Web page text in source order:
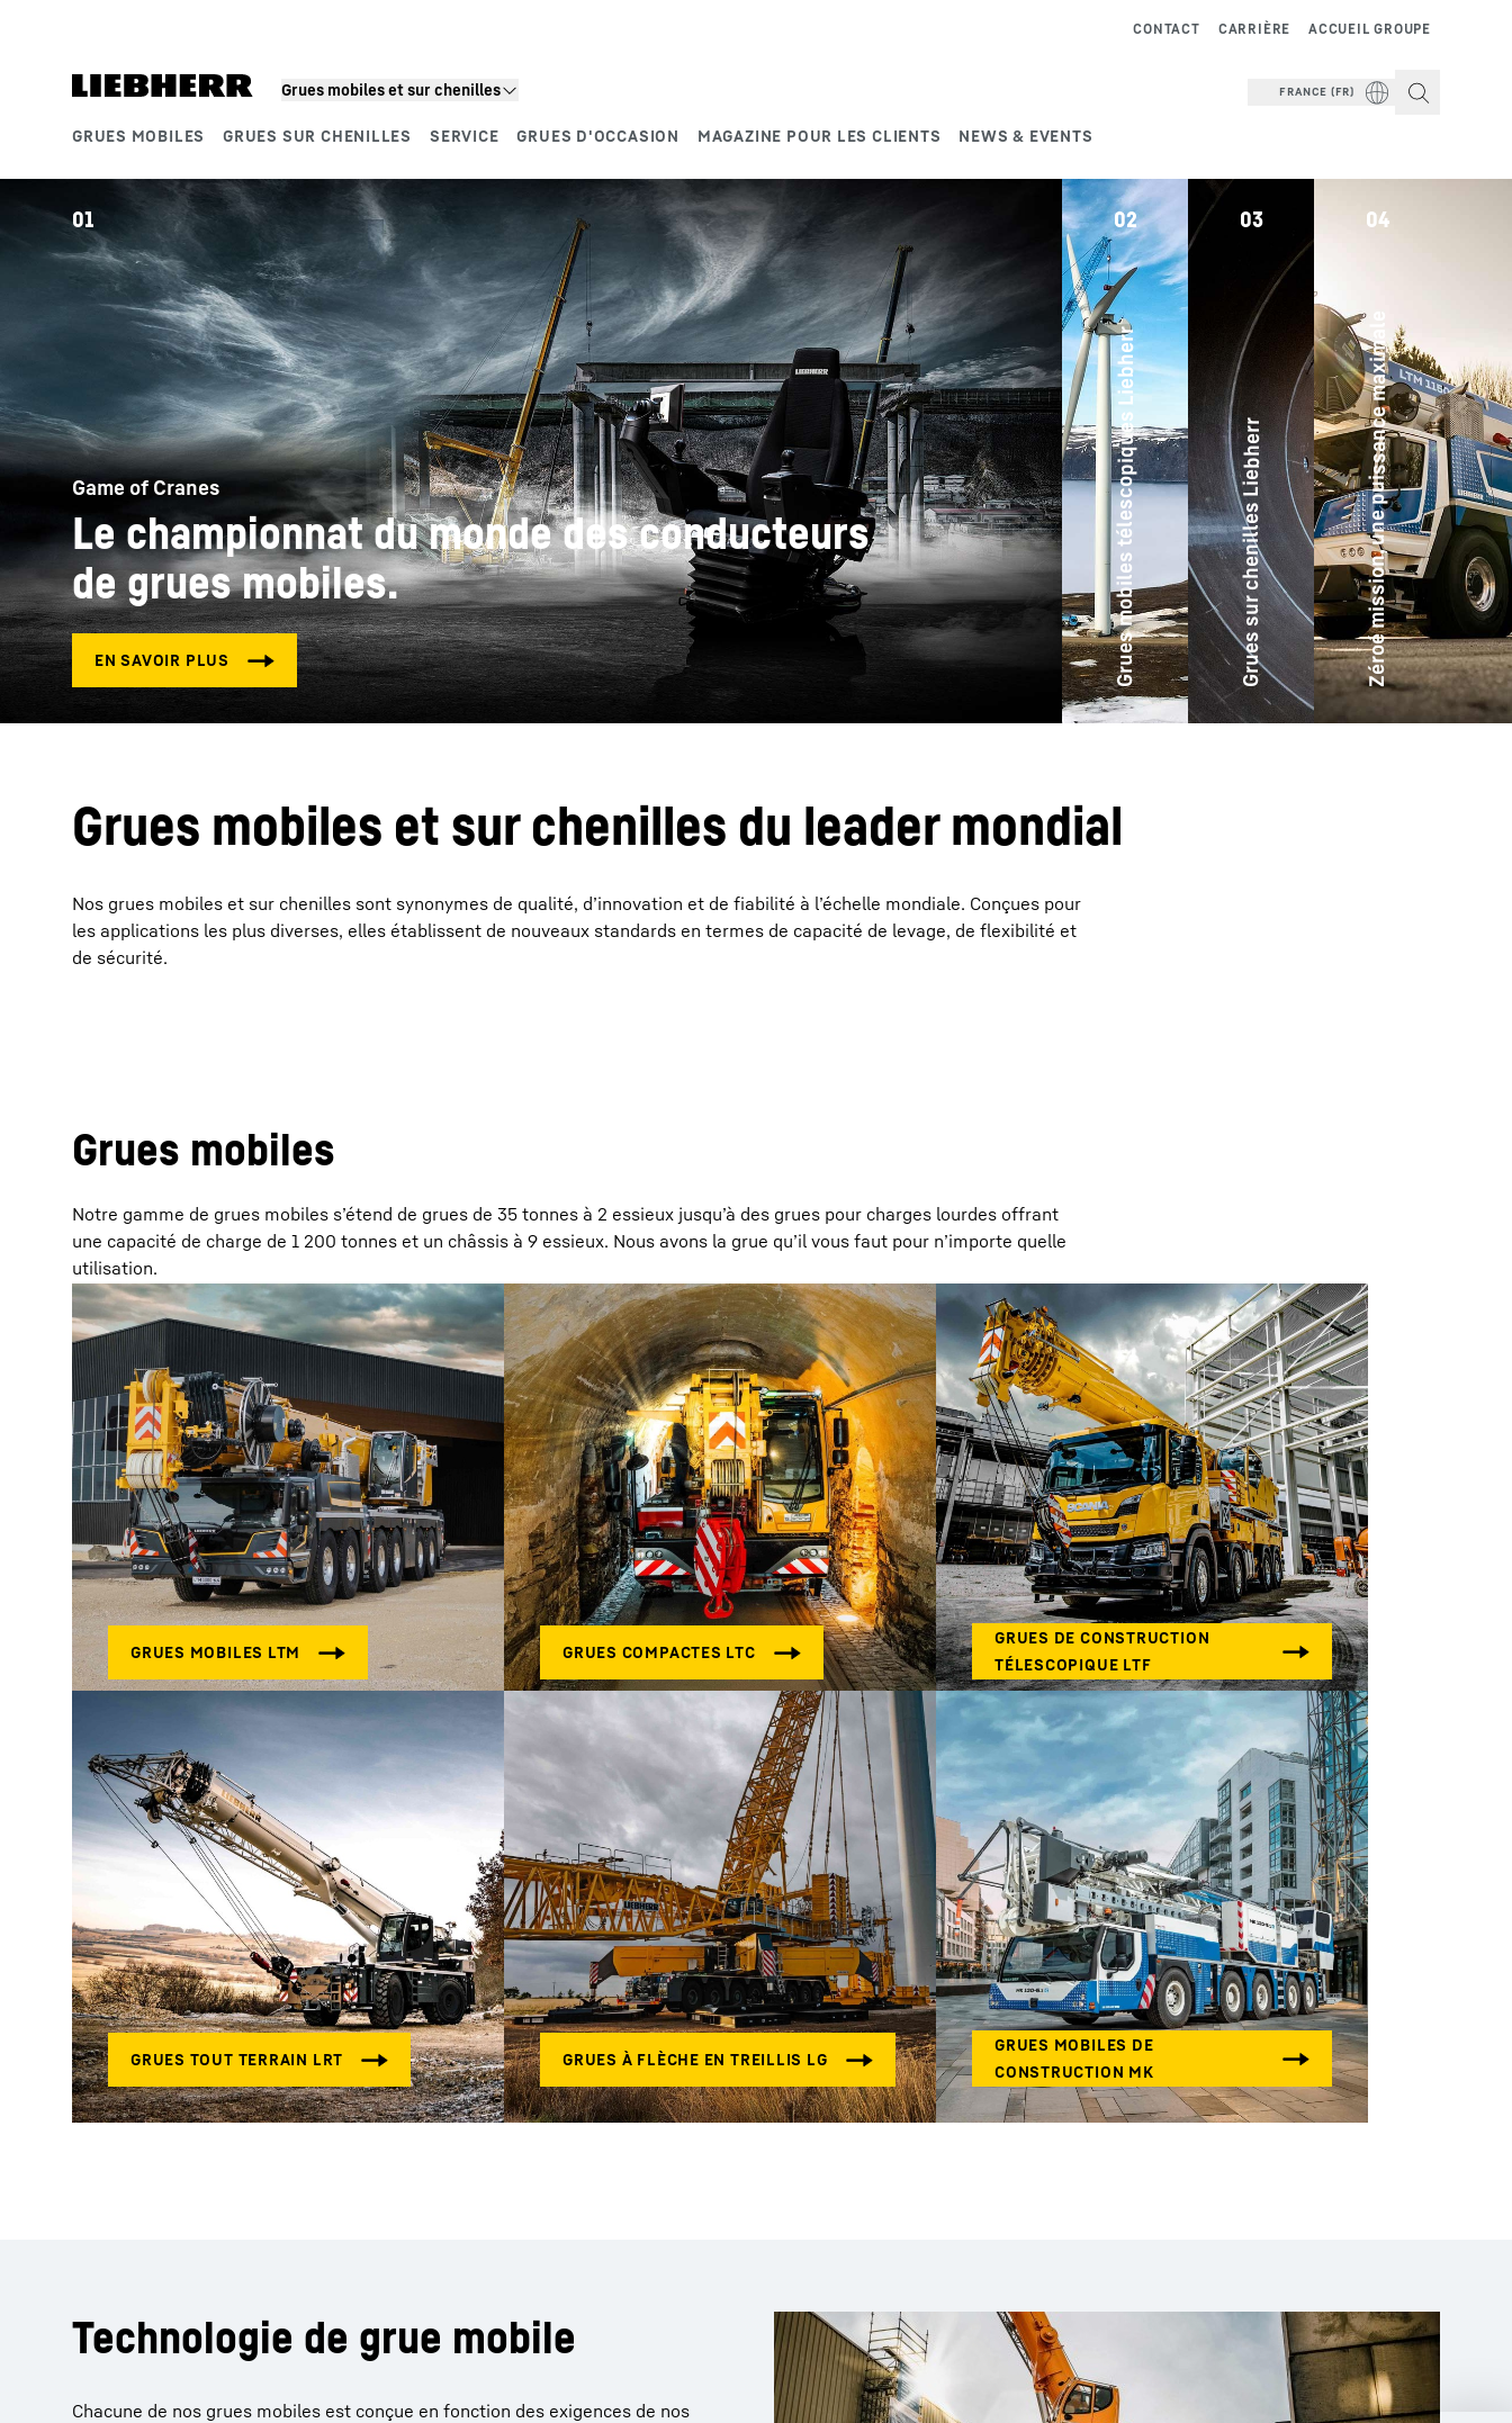
Grues mobiles et sur chenilles
GRUES MOBILES GRUES SUR CHENILLES SERVICE GRUES D'OCCASION MAGAZINE POUR LES CLIENTS NEWS & EVENTS
ACCUEIL GROUPE
CARRIÈRE
CONTACT
FRANCE (FR)
En savoir plus sur Liebherr
01
Game of Cranes
Le championnat du monde des conducteurs
de grues mobiles.
02
Grues mobiles télescopiques Liebherr
03
Grues sur chenilles Liebherr
04
Zéroé mission, une puissance maximale
Grues mobiles et sur chenilles du leader mondial
Nos grues mobiles et sur chenilles sont synonymes de qualité, d’innovation et de fiabilité à l’échelle mondiale. Conçues pour
les applications les plus diverses, elles établissent de nouveaux standards en termes de capacité de levage, de flexibilité et
de sécurité.
Grues mobiles
Notre gamme de grues mobiles s’étend de grues de 35 tonnes à 2 essieux jusqu’à des grues pour charges lourdes offrant
une capacité de charge de 1 200 tonnes et un châssis à 9 essieux. Nous avons la grue qu’il vous faut pour n’importe quelle
utilisation.
Technologie de grue mobile
Chacune de nos grues mobiles est conçue en fonction des exigences de nos